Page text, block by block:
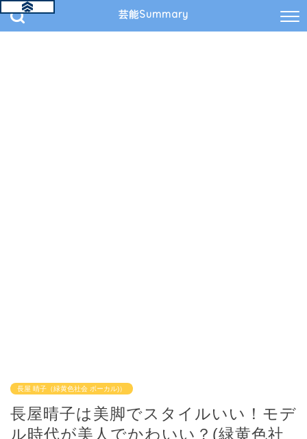
芸能Summary
長屋 晴子（緑黄色社会 ボーカル)）
長屋晴子は美脚でスタイルいい！モデ
ル時代が美人でかわいい？(緑黄色社